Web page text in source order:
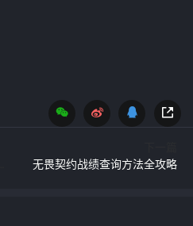
无畏契约战绩查询方法全攻略